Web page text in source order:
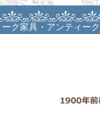
ク家具・アンティー